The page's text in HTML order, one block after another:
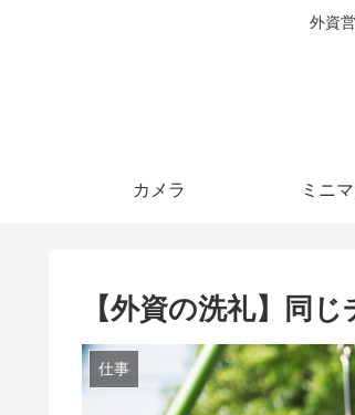
外資
カメラ ミニ
【外資の洗礼】同
仕事